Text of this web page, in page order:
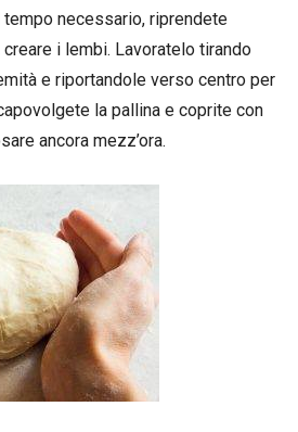
tempo necessario, riprendete
i lembi. Lavoratelo tirando
e riportandole verso centro per
la pallina e coprite con
ancora mezz’ora.